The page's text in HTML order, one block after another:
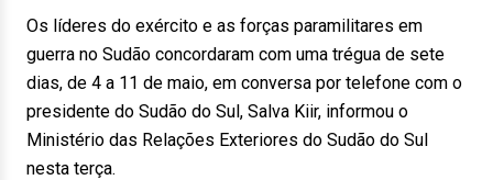
Os líderes do exército e as forças paramilitares em
guerra no Sudão concordaram com uma trégua de sete
dias, de 4 a 11 de maio, em conversa por telefone com o
presidente do Sudão do Sul, Salva Kiir, informou o
Ministério das Relações Exteriores do Sudão do Sul
nesta terça.